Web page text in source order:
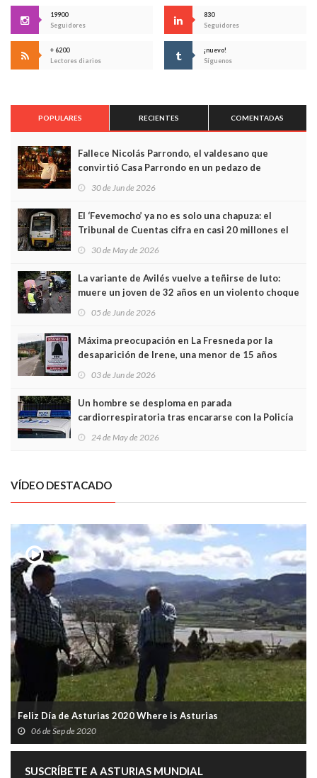
19900
Seguidores
830
Seguidores
+ 6200
Lectores diarios
¡nuevo!
Síguenos
POPULARES RECIENTES COMENTADAS
Fallece Nicolás Parrondo, el valdesano que
convirtió Casa Parrondo en un pedazo de
Asturias en Madrid
30 de Jun de 2026
El ‘Fevemocho’ ya no es solo una chapuza: el
Tribunal de Cuentas cifra en casi 20 millones el
sobrecoste de los trenes que no cabían por los
30 de May de 2026
La variante de Avilés vuelve a teñirse de luto:
muere un joven de 32 años en un violento choque
frontal
05 de Jun de 2026
Máxima preocupación en La Fresneda por la
desaparición de Irene, una menor de 15 años
03 de Jun de 2026
Un hombre se desploma en parada
cardiorrespiratoria tras encararse con la Policía
Local en Luanco
24 de May de 2026
VÍDEO DESTACADO
Feliz Día de Asturias 2020 Where is Asturias
06 de Sep de 2020
SUSCRÍBETE A ASTURIAS MUNDIAL